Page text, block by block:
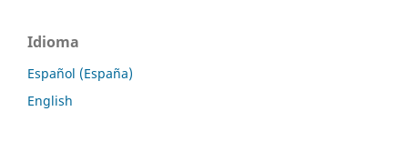
Idioma
Español (España)
English